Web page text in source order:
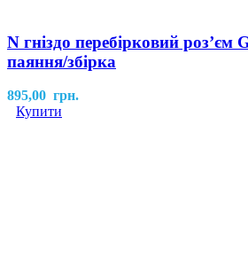
N гніздо перебірковий розʼєм
паяння/збірка
895,00 грн.
Купити